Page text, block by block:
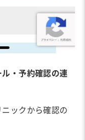
・予約確認の連
ックから確認の